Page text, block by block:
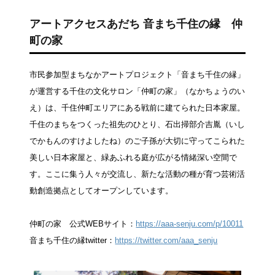
アートアクセスあだち 音まち千住の縁 仲
町の家
市民参加型まちなかアートプロジェクト「音まち千住の縁」
が運営する千住の文化サロン「仲町の家」（なかちょうのい
え）は、千住仲町エリアにある戦前に建てられた日本家屋。
千住のまちをつくった祖先のひとり、石出掃部介吉胤（いし
でかもんのすけよしたね）のご子孫が大切に守ってこられた
美しい日本家屋と、緑あふれる庭が広がる情緒深い空間で
す。ここに集う人々が交流し、新たな活動の種が育つ芸術活
動創造拠点としてオープンしています。
仲町の家 公式WEBサイト： https://aaa-senju.com/p/10011
音まち千住の縁twitter： https://twitter.com/aaa_senju